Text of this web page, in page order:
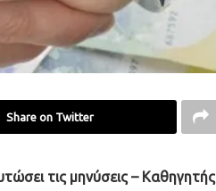
Share on Twitter
τις μηνύσεις – Καθηγητής